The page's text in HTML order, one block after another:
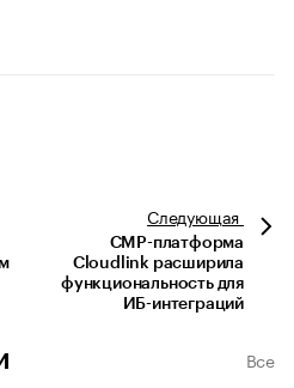
Следующая
CMP-платформа
Cloudlink расширила
функциональность для
ИБ-интеграций
Все